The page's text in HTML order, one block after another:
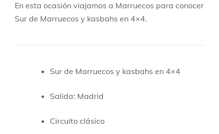
En esta ocasión viajamos a Marruecos para conocer
Sur de Marruecos y kasbahs en 4×4.
Sur de Marruecos y kasbahs en 4×4
Salida: Madrid
Circuito clásico